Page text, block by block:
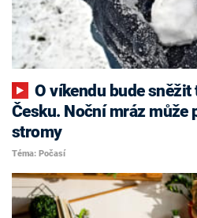
O víkendu bude sněžit téměř po celém
Česku. Noční mráz může
stromy
Téma: Počasí